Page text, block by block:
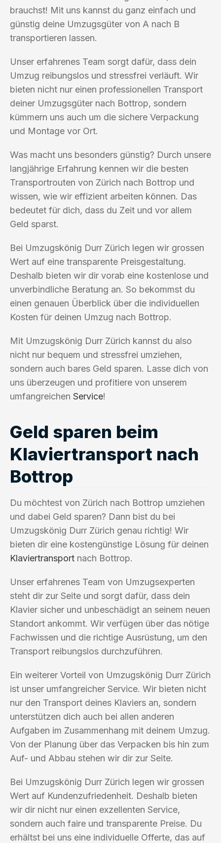
brauchst! Mit uns kannst du ganz einfach und
günstig deine Umzugsgüter von A nach B
transportieren lassen.
Unser erfahrenes Team sorgt dafür, dass dein
Umzug reibungslos und stressfrei verläuft. Wir
bieten nicht nur einen professionellen Transport
deiner Umzugsgüter nach Bottrop, sondern
kümmern uns auch um die sichere Verpackung
und Montage vor Ort.
Was macht uns besonders günstig? Durch unsere
langjährige Erfahrung kennen wir die besten
Transportrouten von Zürich nach Bottrop und
wissen, wie wir effizient arbeiten können. Das
bedeutet für dich, dass du Zeit und vor allem
Geld sparst.
Bei Umzugskönig Durr Zürich legen wir grossen
Wert auf eine transparente Preisgestaltung.
Deshalb bieten wir dir vorab eine kostenlose und
unverbindliche Beratung an. So bekommst du
einen genauen Überblick über die individuellen
Kosten für deinen Umzug nach Bottrop.
Mit Umzugskönig Durr Zürich kannst du also
nicht nur bequem und stressfrei umziehen,
sondern auch bares Geld sparen. Lasse dich von
uns überzeugen und profitiere von unserem
umfangreichen Service!
Geld sparen beim
Klaviertransport nach
Bottrop
Du möchtest von Zürich nach Bottrop umziehen
und dabei Geld sparen? Dann bist du bei
Umzugskönig Durr Zürich genau richtig! Wir
bieten dir eine kostengünstige Lösung für deinen
Klaviertransport nach Bottrop.
Unser erfahrenes Team von Umzugsexperten
steht dir zur Seite und sorgt dafür, dass dein
Klavier sicher und unbeschädigt an seinem neuen
Standort ankommt. Wir verfügen über das nötige
Fachwissen und die richtige Ausrüstung, um den
Transport reibungslos durchzuführen.
Ein weiterer Vorteil von Umzugskönig Durr Zürich
ist unser umfangreicher Service. Wir bieten nicht
nur den Transport deines Klaviers an, sondern
unterstützen dich auch bei allen anderen
Aufgaben im Zusammenhang mit deinem Umzug.
Von der Planung über das Verpacken bis hin zum
Auf- und Abbau stehen wir dir zur Seite.
Bei Umzugskönig Durr Zürich legen wir grossen
Wert auf Kundenzufriedenheit. Deshalb bieten
wir dir nicht nur einen exzellenten Service,
sondern auch faire und transparente Preise. Du
erhältst bei uns eine individuelle Offerte, das auf